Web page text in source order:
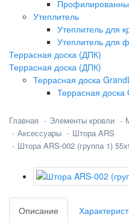
Утеплитель
Утеплитель для
Утеплитель для
Террасная доска (ДПК)
Террасная доска (ДПК)
Террасная доска
Террасная
Главная Элементы кровли
Аксессуары
Штора ARS
Штора ARS-002 (группа 1)
Описание